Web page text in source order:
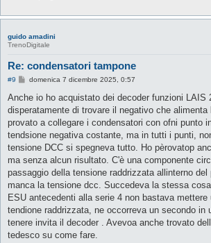
guido amadini
TrenoDigitale
Re: condensatori tampone
#9
M
s
a
g
i
o
domenica 7 dicembre 2025, 0:57
Anche io ho acquistato dei decoder funzioni LAIS
disperatamente di trovare il negativo che alimenta
provato a collegare i condensatori con ofni punto
tendsione negativa costante, ma in tutti i punti,
tensione DCC si spegneva tutto. Ho pèrovatop
ma senza alcun risultato. C'è una componente
passaggio della tensione raddrizzata allinterno del
manca la tensione dcc. Succedeva la stessa
ESU antecedenti alla serie 4 non bastava
tendione raddrizzata, ne occorreva un secondo in
tenere invita il decoder . Avevoa anche trovato
tedesco su come fare.